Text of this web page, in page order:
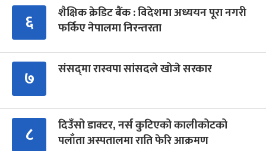
६
शैक्षिक क्रेडिट बैंक : विदेशमा अध्ययन पूरा नगरी
फर्किए नेपालमा निरन्तरता
७ संसद्‍मा रास्वपा सांसदले खोजे सरकार
८
दिउँसो डाक्टर, नर्स कुटिएको कालीकोटको
पलाँता अस्पतालमा राति फेरि आक्रमण